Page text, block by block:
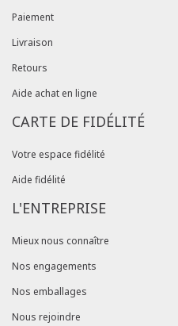
Paiement
Livraison
Retours
Aide achat en ligne
CARTE DE FIDÉLITÉ
Votre espace fidélité
Aide fidélité
L'ENTREPRISE
Mieux nous connaître
Nos engagements
Nos emballages
Nous rejoindre